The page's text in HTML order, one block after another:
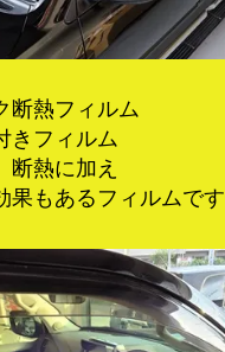
断熱フィルム
きフィルム
断熱に加え
果もあるフィルムです